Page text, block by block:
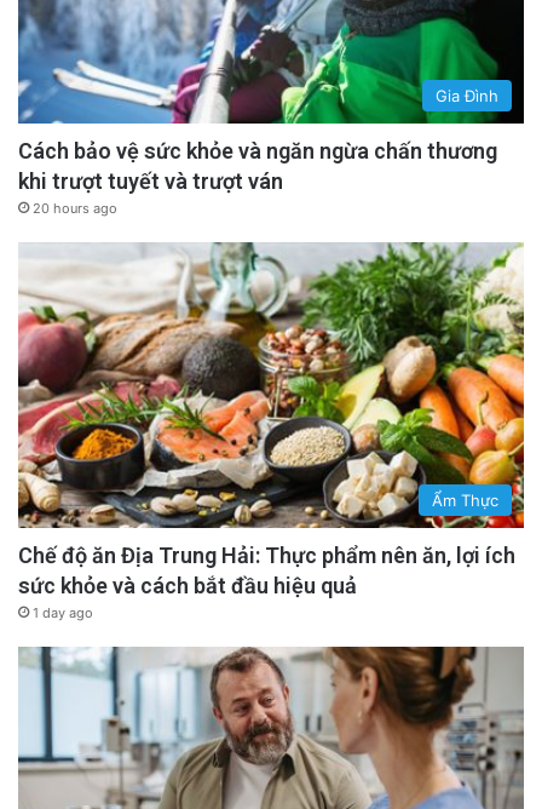
Gia Đình
Cách bảo vệ sức khỏe và ngăn ngừa chấn thương
khi trượt tuyết và trượt ván
20 hours ago
Ẩm Thực
Chế độ ăn Địa Trung Hải: Thực phẩm nên ăn, lợi ích
sức khỏe và cách bắt đầu hiệu quả
1 day ago